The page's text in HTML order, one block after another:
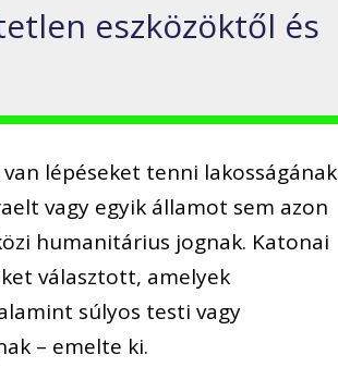
eszközöktől és
lépéseket tenni lakosságának
vagy egyik államot sem azon
humanitárius jognak. Katonai
választott, amelyek
súlyos testi vagy
– emelte ki.